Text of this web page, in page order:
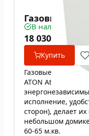
Газовый
В наличии
18 030
Купить
Газовые котлы с
ATON Atmo 10ЕМ,
исполнение,
сторон), делает
небольшом
60-65 м.кв.